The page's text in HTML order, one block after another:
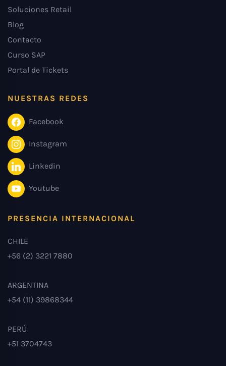
Soluciones Retail
Blog
Contacto
Curso SAP
Portal de Tickets
NUESTRAS REDES
Facebook
Instagram
Linkedin
Youtube
PRESENCIA INTERNACIONAL
CHILE
+56 (2) 3221 7880
ARGENTINA
+54 (11) 39868344
PERÚ
+51 3704743